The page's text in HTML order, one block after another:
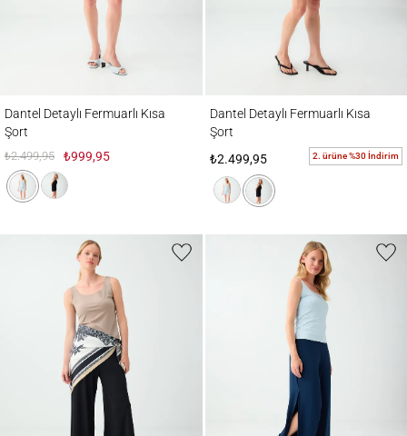
Dantel Detaylı Fermuarlı Kısa
Şort
₺2.499,95 ₺999,95
Dantel Detaylı Fermuarlı Kısa
Şort
₺2.499,95
2. ürüne %30 İndirim